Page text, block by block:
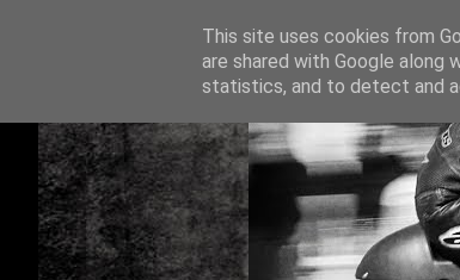
This site uses cookies from
are shared with Google along
statistics, and to detect and